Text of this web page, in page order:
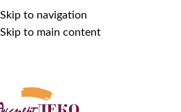
Skip to navigation
Skip to main content